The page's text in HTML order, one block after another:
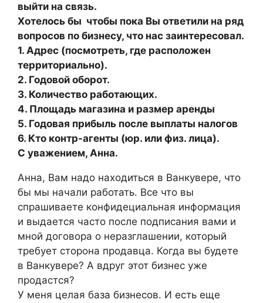
выйти на связь.
Хотелось бы чтобы пока Вы ответили на ряд
вопросов по бизнесу, что нас заинтересовал.
1. Адрес (посмотреть, где расположен
территориально).
2. Годовой оборот.
3. Количество работающих.
4. Площадь магазина и размер аренды
5. Годовая прибыль после выплаты налогов
6. Кто контр-агенты (юр. или физ. лица).
С уважением, Анна.
Анна, Вам надо находиться в Ванкувере, что
бы мы начали работать. Все что вы
спрашиваете конфидециальная информация
и выдается часто после подписания вами и
мной договора о неразглашении, который
требует сторона продавца. Когда вы будете
в Ванкувере? А вдруг этот бизнес уже
продастся?
У меня целая база бизнесов. И есть еще